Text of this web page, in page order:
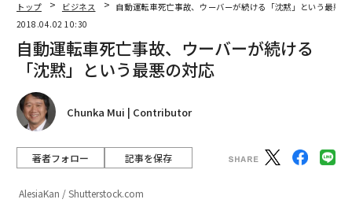
トップ ビジネス
自動運転車死亡事故、ウーバーが続ける「沈黙」という最悪の
2018.04.02 10:30
自動運転車死亡事故、ウーバーが続ける
「沈黙」という最悪の対応
Chunka Mui | Contributor
著者フォロー 記事を保存
AlesiaKan / Shutterstock.com